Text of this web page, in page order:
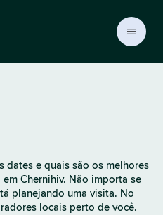
dates e quais são os melhores
Chernihiv. Não importa se
planejando uma visita. No
locais perto de você.